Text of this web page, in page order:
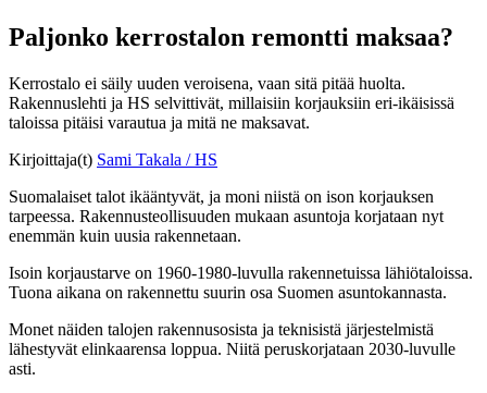
Paljonko kerrostalon remontti maksaa?
Kerrostalo ei säily uuden veroisena, vaan sitä pitää huolta.
Rakennuslehti ja HS selvittivät, millaisiin korjauksiin eri-ikäisissä
taloissa pitäisi varautua ja mitä ne maksavat.
Kirjoittaja(t) Sami Takala / HS
Suomalaiset talot ikääntyvät, ja moni niistä on ison korjauksen
tarpeessa. Rakennusteollisuuden mukaan asuntoja korjataan nyt
enemmän kuin uusia rakennetaan.
Isoin korjaustarve on 1960-1980-luvulla rakennetuissa lähiötaloissa.
Tuona aikana on rakennettu suurin osa Suomen asuntokannasta.
Monet näiden talojen rakennusosista ja teknisistä järjestelmistä
lähestyvät elinkaarensa loppua. Niitä peruskorjataan 2030-luvulle
asti.